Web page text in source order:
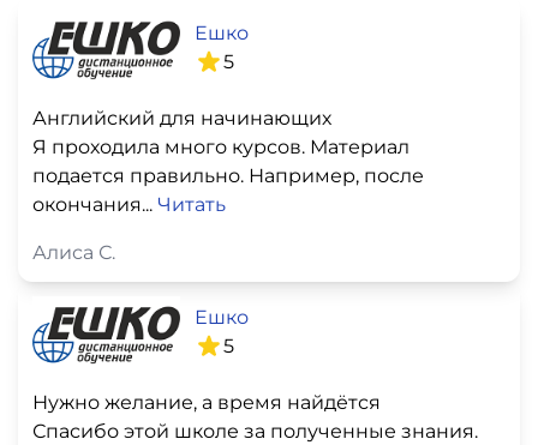
Ешко
5
Английский для начинающих
Я проходила много курсов. Материал
подается правильно. Например, после
окончания... Читать
Алиса С.
Ешко
5
Нужно желание, а время найдётся
Спасибо этой школе за полученные знания.